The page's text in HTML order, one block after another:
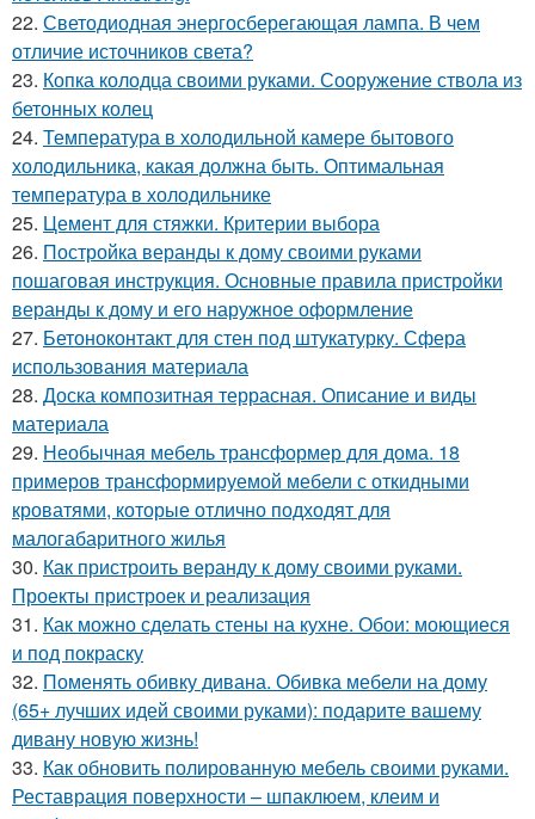
22. Светодиодная энергосберегающая лампа. В чем
отличие источников света?
23. Копка колодца своими руками. Сооружение ствола из
бетонных колец
24. Температура в холодильной камере бытового
холодильника, какая должна быть. Оптимальная
температура в холодильнике
25. Цемент для стяжки. Критерии выбора
26. Постройка веранды к дому своими руками
пошаговая инструкция. Основные правила пристройки
веранды к дому и его наружное оформление
27. Бетоноконтакт для стен под штукатурку. Сфера
использования материала
28. Доска композитная террасная. Описание и виды
материала
29. Необычная мебель трансформер для дома. 18
примеров трансформируемой мебели с откидными
кроватями, которые отлично подходят для
малогабаритного жилья
30. Как пристроить веранду к дому своими руками.
Проекты пристроек и реализация
31. Как можно сделать стены на кухне. Обои: моющиеся
и под покраску
32. Поменять обивку дивана. Обивка мебели на дому
(65+ лучших идей своими руками): подарите вашему
дивану новую жизнь!
33. Как обновить полированную мебель своими руками.
Реставрация поверхности – шпаклюем, клеим и